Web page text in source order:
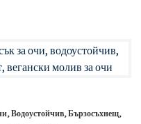
Водоустойчив, Бързосъхнещ,